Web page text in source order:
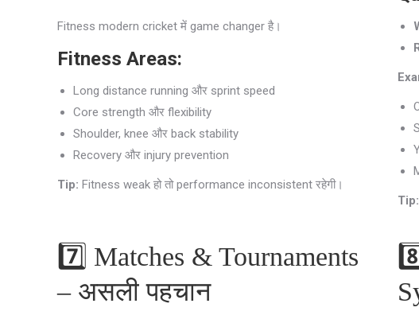
Fitness modern cricket में game changer है।
Fitness Areas:
Long distance running और sprint speed
Core strength और flexibility
Shoulder, knee और back stability
Recovery और injury prevention
Tip: Fitness weak हो तो performance inconsistent रहेगी।
Tip:
7️⃣ Matches & Tournaments
– असली पहचान